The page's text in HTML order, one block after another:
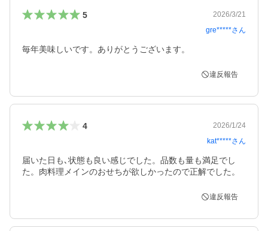
5
2026/3/21
gre*****さん
毎年美味しいです。ありがとうございます。
違反報告
4
2026/1/24
kat*****さん
届いた日も､状態も良い感じでした。品数も量も満足でし
た。肉料理メインのおせちが欲しかったので正解でした。
違反報告